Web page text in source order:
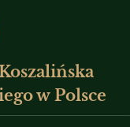
w Polsce